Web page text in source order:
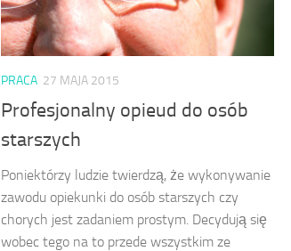
PRACA 27 MAJA 2015
Profesjonalny opieud do osób
starszych
Poniektórzy ludzie twierdzą, że wykonywanie
zawodu opiekunki do osób starszych czy
chorych jest zadaniem prostym. Decydują się
wobec tego na to przede wszystkim ze